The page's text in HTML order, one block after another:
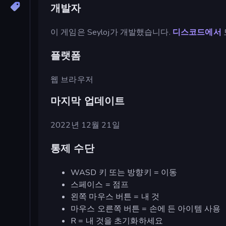
개발자
이 게임은 Seyloj가 개발했습니다. 디스코드에서
플랫폼
웹 브라우저
마지막 업데이트
2022년 12월 21일
통제 수단
WASD 키 또는 방향키 = 이동
스페이스 = 점프
왼쪽 마우스 버튼 = 내 것
마우스 오른쪽 버튼 = 손에 든 아이템 사용
R = 내 것을 초기화하세요